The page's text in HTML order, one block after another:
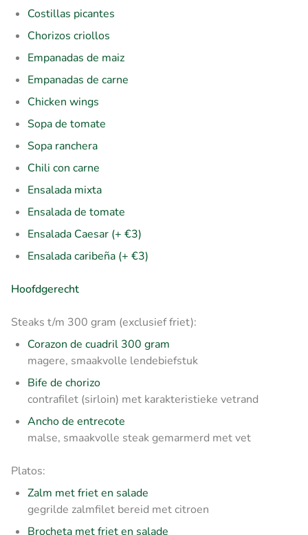
Costillas picantes
Chorizos criollos
Empanadas de maiz
Empanadas de carne
Chicken wings
Sopa de tomate
Sopa ranchera
Chili con carne
Ensalada mixta
Ensalada de tomate
Ensalada Caesar (+ €3)
Ensalada caribeña (+ €3)
Hoofdgerecht
Steaks t/m 300 gram (exclusief friet):
Corazon de cuadril 300 gram
magere, smaakvolle lendebiefstuk
Bife de chorizo
contrafilet (sirloin) met karakteristieke vetrand
Ancho de entrecote
malse, smaakvolle steak gemarmerd met vet
Platos:
Zalm met friet en salade
gegrilde zalmfilet bereid met citroen
Brocheta met friet en salade